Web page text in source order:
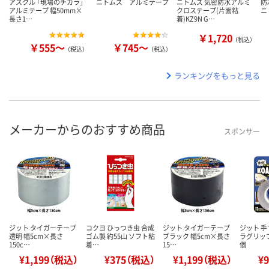
アルミテープ 幅50mm×
長さ1…
￥555～ （税込） ￥745～ （税込）
クロステープ(片面粘
着)KZ9N G…
￥1,720 （税込）
ランキングをもっと見る
メーカーからのおすすめ商品 スポンサー
ジット タイガーテープ
透明 幅5cm×長さ
150c…
¥1,199（税込）
コクヨ ひっつき虫 合成
ゴム製 約55山 ソフト粘
着…
¥375（税込）
ジット タイガーテープ
ブラック 幅5cm×長さ
15…
¥1,199（税込）
ジット
ラグリッ
個